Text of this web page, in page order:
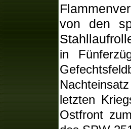
von den
in
letzten
Ostfront